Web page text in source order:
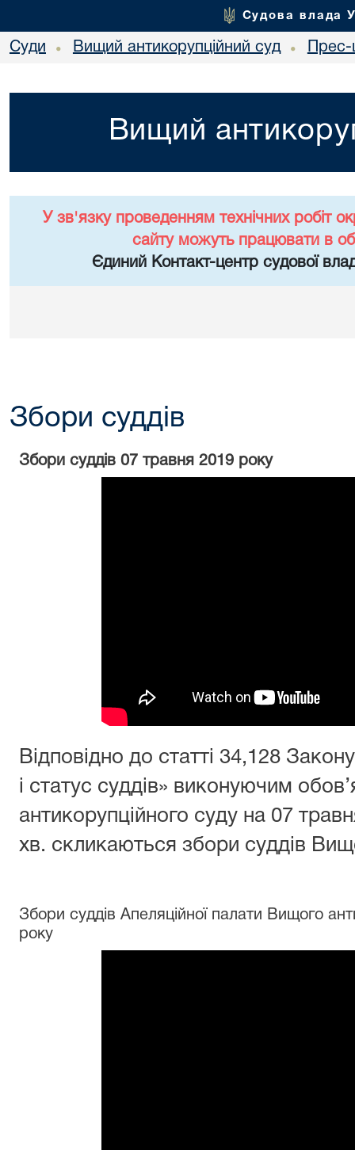
Судова влада
Суди • Вищий антикорупційний суд •
Вищий
У зв'язку проведенням технічних робіт
сайту можуть працювати в
Єдиний Контакт-центр судової
Збори суддів
Збори суддів 07 травня 2019 року
Відповідно до статті 34,128
і статус суддів» виконуючим
антикорупційного суду на 07
хв. скликаються збори суддів
Збори суддів Апеляційної палати Вищого
року